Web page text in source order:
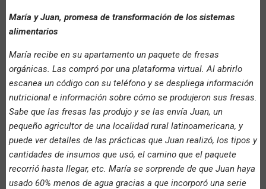
María y Juan, promesa de transformación de los sistemas
alimentarios
María recibe en su apartamento un paquete de fresas
orgánicas. Las compró por una plataforma virtual. Al abrirlo
escanea un código con su teléfono y se despliega información
nutricional e información sobre cómo se produjeron sus fresas.
Sabe que las fresas las produjo y se las envía Juan, un
pequeño agricultor de una localidad rural latinoamericana, y
puede ver detalles de las prácticas que Juan realizó, los tipos y
cantidades de insumos que usó, el camino que el paquete
recorrió hasta llegar, etc. María se sorprende de que Juan haya
usado 60% menos de agua gracias a que incorporó una serie